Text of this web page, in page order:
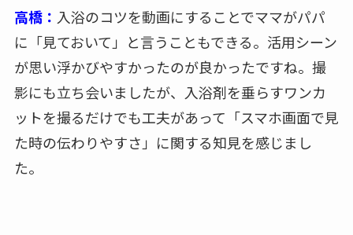
高橋： 入浴のコツを動画にすることでママがパパ
に「見ておいて」と言うこともできる。活用シーン
が思い浮かびやすかったのが良かったですね。撮
影にも立ち会いましたが、入浴剤を垂らすワンカ
ットを撮るだけでも工夫があって「スマホ画面で見
た時の伝わりやすさ」に関する知見を感じまし
た。